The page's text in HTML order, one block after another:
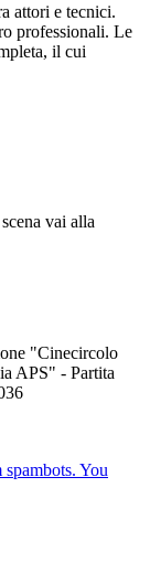
attori e tecnici.
professionali. Le
il cui
vai alla
"Cinecircolo
APS" - Partita
You